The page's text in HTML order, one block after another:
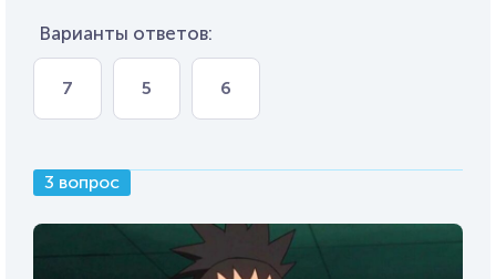
Варианты ответов:
7 5 6
3 вопрос